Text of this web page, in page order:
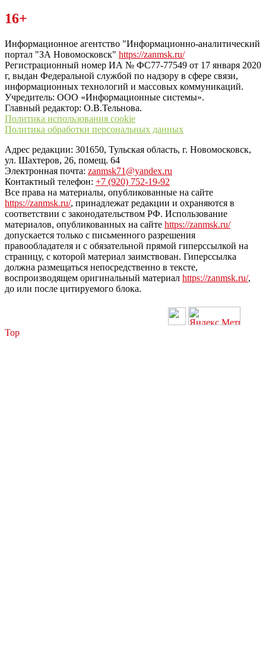
Читайте последние новости дня в Тульской области на сайте
“ЗаНовомосковск”
16+
Информационное агентство "Информационно-аналитический
портал "ЗА Новомосковск" https://zanmsk.ru/
Регистрационный номер ИА № ФС77-77549 от 17 января 2020
г, выдан Федеральной службой по надзору в сфере связи,
информационных технологий и массовых коммуникаций.
Учредитель: ООО «Информационные системы».
Главный редактор: О.В.Тельнова.
Политика использования cookie
Политика обработки персональных данных
Адрес редакции: 301650, Тульская область, г. Новомосковск,
ул. Шахтеров, 26, помещ. 64
Электронная почта: zanmsk71@yandex.ru
Контактный телефон: +7 (920) 752-19-92
Все права на материалы, опубликованные на сайте
https://zanmsk.ru/, принадлежат редакции и охраняются в
соответствии с законодательством РФ. Использование
материалов, опубликованных на сайте https://zanmsk.ru/
допускается только с письменного разрешения
правообладателя и с обязательной прямой гиперссылкой на
страницу, с которой материал заимствован. Гиперссылка
должна размещаться непосредственно в тексте,
воспроизводящем оригинальный материал https://zanmsk.ru/,
до или после цитируемого блока.
Top